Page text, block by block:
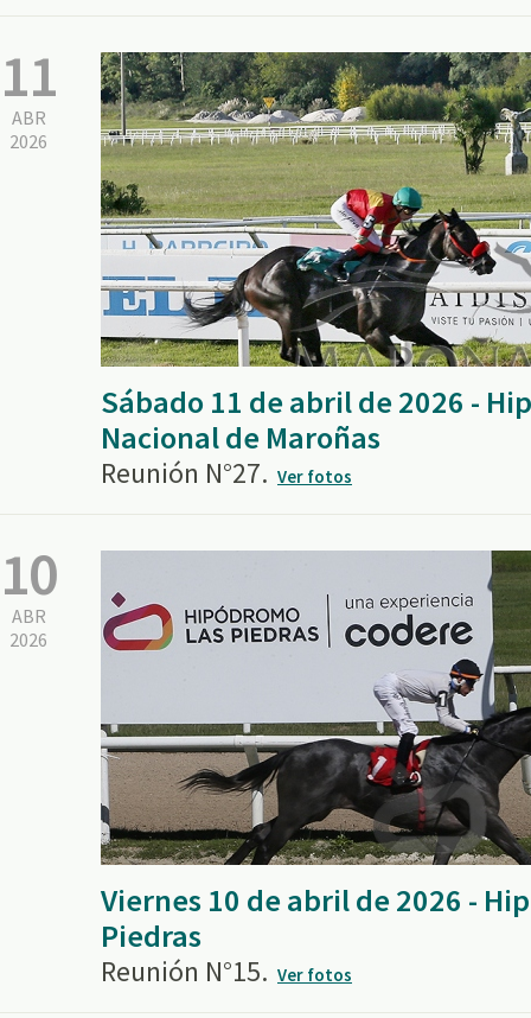
11
ABR
2026
Sábado 11 de abril de 2026 -
Nacional de Maroñas
Reunión N°27. Ver fotos
10
ABR
2026
Viernes 10 de abril de 2026 -
Piedras
Reunión N°15. Ver fotos